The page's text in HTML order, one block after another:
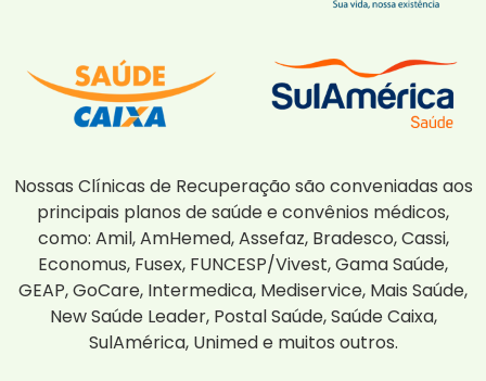
Nossas Clínicas de Recuperação são conveniadas aos
principais planos de saúde e convênios médicos,
como: Amil, AmHemed, Assefaz, Bradesco, Cassi,
Economus, Fusex, FUNCESP/Vivest, Gama Saúde,
GEAP, GoCare, Intermedica, Mediservice, Mais Saúde,
New Saúde Leader, Postal Saúde, Saúde Caixa,
SulAmérica, Unimed e muitos outros.